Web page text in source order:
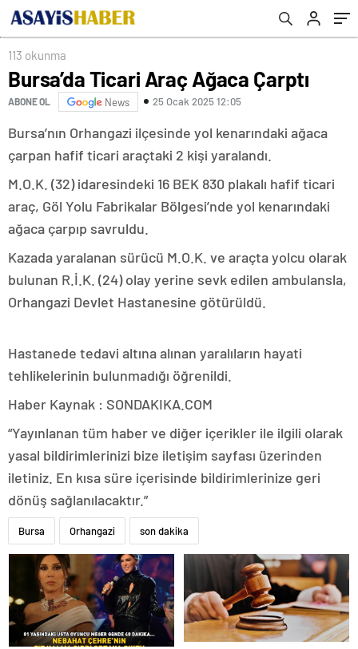
113 okunma
Bursa’da Ticari Araç Ağaca Çarptı
ABONE OL News 25 Ocak 2025 12:05
Bursa’nın Orhangazi ilçesinde yol kenarındaki ağaca
çarpan hafif ticari araçtaki 2 kişi yaralandı.
M.O.K. (32) idaresindeki 16 BEK 830 plakalı hafif ticari
araç, Göl Yolu Fabrikalar Bölgesi’nde yol kenarındaki
ağaca çarpıp savruldu.
Kazada yaralanan sürücü M.O.K. ve araçta yolcu olarak
bulunan R.İ.K. (24) olay yerine sevk edilen ambulansla,
Orhangazi Devlet Hastanesine götürüldü.
Hastanede tedavi altına alınan yaralıların hayati
tehlikelerinin bulunmadığı öğrenildi.
Haber Kaynak : SONDAKIKA.COM
“Yayınlanan tüm haber ve diğer içerikler ile ilgili olarak
yasal bildirimlerinizi bize iletişim sayfası üzerinden
iletiniz. En kısa süre içerisinde bildirimlerinize geri
dönüş sağlanılacaktır.”
Bursa Orhangazi son dakika